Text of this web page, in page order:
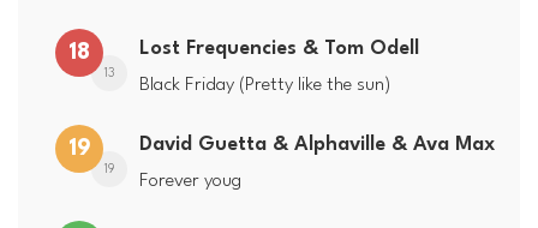
18
13
Lost Frequencies & Tom Odell
Black Friday (Pretty like the sun)
19
19
David Guetta & Alphaville & Ava Max
Forever youg